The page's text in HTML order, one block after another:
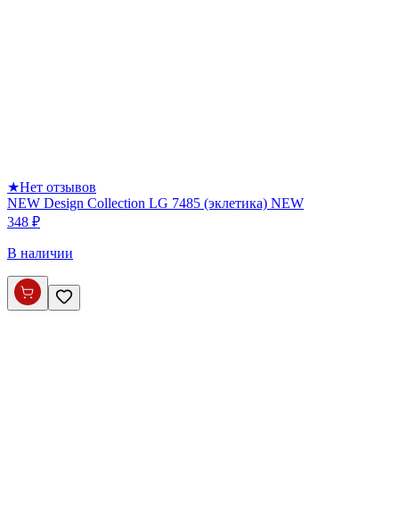
★Нет отзывов
NEW Design Collection LG 7485 (эклетика) NEW
348 ₽
В наличии